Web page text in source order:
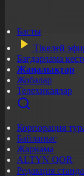
Басты
Тікелей
Бағдарлама
Жаңалықтар
Жобалар
Телехикаялар
Корпорация
Байланыс
Жарнама
ALTYN QOR
Редакция